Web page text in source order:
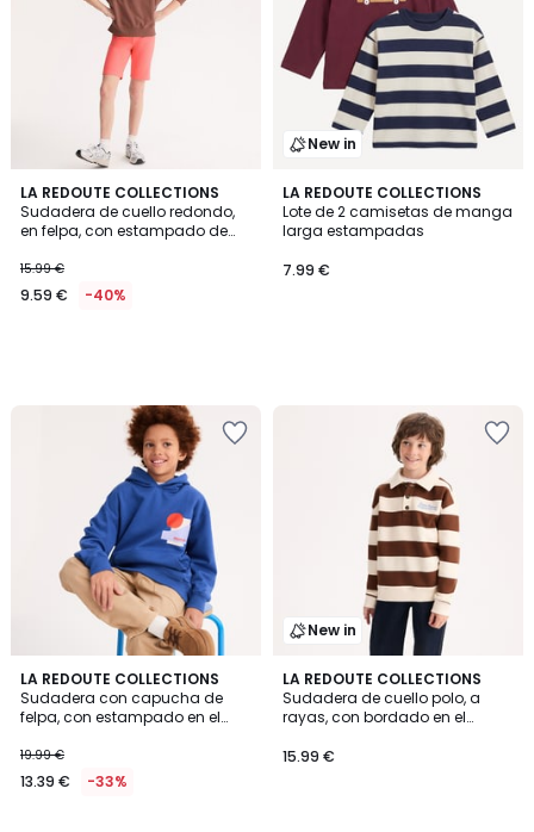
LA REDOUTE COLLECTIONS
Sudadera de cuello redondo,
en felpa, con estampado de
15.99 €
9.59 € -40%
New in
LA REDOUTE COLLECTIONS
Lote de 2 camisetas de manga
larga estampadas
7.99 €
LA REDOUTE COLLECTIONS
Sudadera con capucha de
felpa, con estampado en el
19.99 €
13.39 € -33%
New in
LA REDOUTE COLLECTIONS
Sudadera de cuello polo, a
rayas, con bordado en el
15.99 €